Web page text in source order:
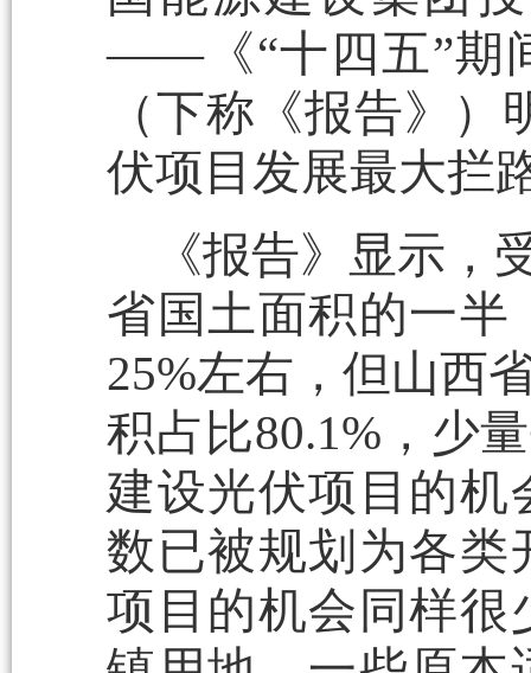
——《“十四五”期
（下称《报告》
伏项目发展最大拦
《报告》显示，
省国土面积的一半
25%左右，但山西
积占比80.1%，少
建设光伏项目的机
数已被规划为各类
项目的机会同样很